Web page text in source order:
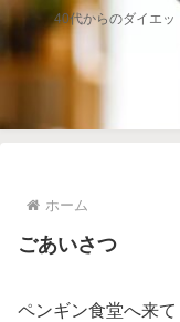
40代からのダイエッ
ホーム
ごあいさつ
ペンギン食堂へ来て